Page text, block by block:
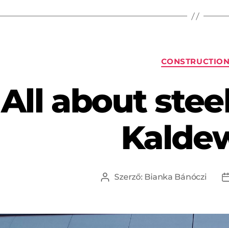
CONSTRUCTION
All about
Szerző: Bianka Bánóczi